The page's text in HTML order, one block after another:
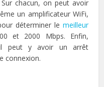
chacun, on peut avoir
un amplificateur WiFi,
déterminer le meilleur
et 2000 Mbps. Enfin,
peut y avoir un arrêt
connexion.